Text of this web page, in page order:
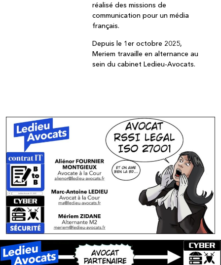
réalisé des missions de
communication pour un média
français.
Depuis le 1er octobre 2025,
Meriem travaille en alternance au
sein du cabinet Ledieu-Avocats.